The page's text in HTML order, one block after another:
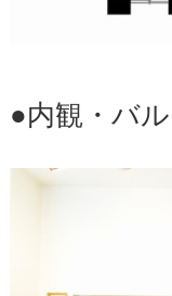
●内観・バ